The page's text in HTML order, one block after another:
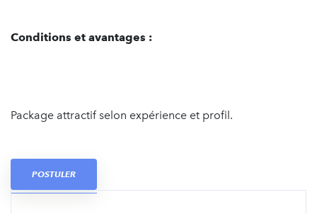
Conditions et avantages :
Package attractif selon expérience et profil.
POSTULER